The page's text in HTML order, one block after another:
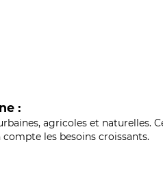
:
agricoles et naturelles.
les besoins croissants.